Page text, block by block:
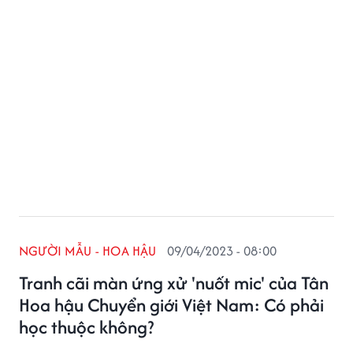
Tranh cãi màn ứng xử 'nuốt mic' của Tân
Hoa hậu Chuyển giới Việt Nam: Có phải
học thuộc không?
NGƯỜI MẪU - HOA HẬU 09/04/2023 - 08:00